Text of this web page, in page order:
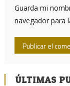
Guarda mi
navegador para
ÚLTIMAS